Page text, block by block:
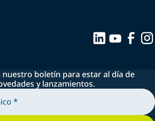
nuestro boletín para estar al día de
y lanzamientos.